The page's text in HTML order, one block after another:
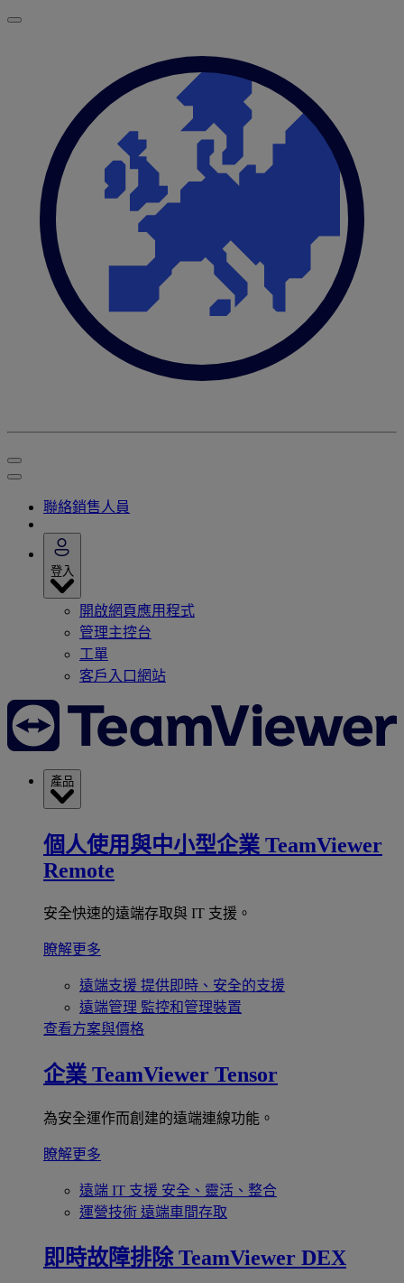
聯絡銷售人員
登入
開啟網頁應用程式
管理主控台
工單
客戶入口網站
產品
個人使用與中小型企業 TeamViewer
Remote
安全快速的遠端存取與 IT 支援。
瞭解更多
遠端支援 提供即時、安全的支援
遠端管理 監控和管理裝置
查看方案與價格
企業 TeamViewer Tensor
為安全運作而創建的遠端連線功能。
瞭解更多
遠端 IT 支援 安全、靈活、整合
運營技術 遠端車間存取
即時故障排除 TeamViewer DEX